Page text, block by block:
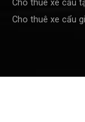
Cho thuê xe cẩu
Cho thuê xe cẩu